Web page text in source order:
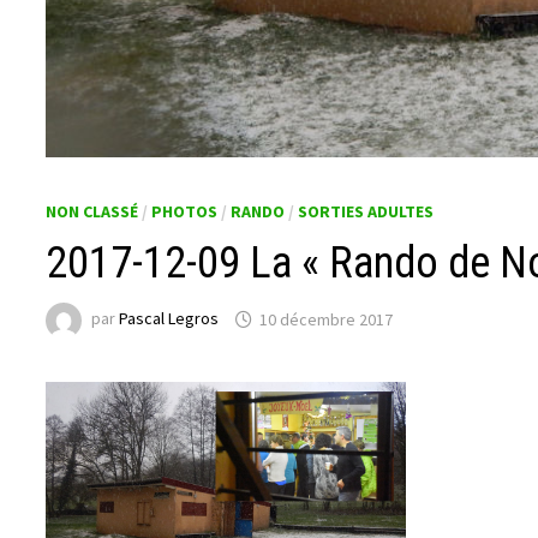
NON CLASSÉ / PHOTOS / RANDO /SORTIES ADULTES
2017-12-09 La « Rando de
parPascal Legros 10 décembre 2017